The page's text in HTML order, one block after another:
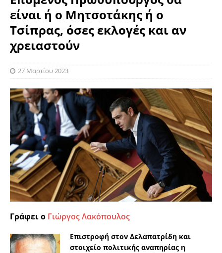
είναι ή ο Μητσοτάκης ή ο
Τσίπρας, όσες εκλογές και αν
χρειαστούν
27 Μαρτίου 2023
Γράφει ο Γιώργος Λακόπουλος
Επιστροφή στον Δελαπατρίδη και
στοιχείο πολιτικής αναπηρίας η